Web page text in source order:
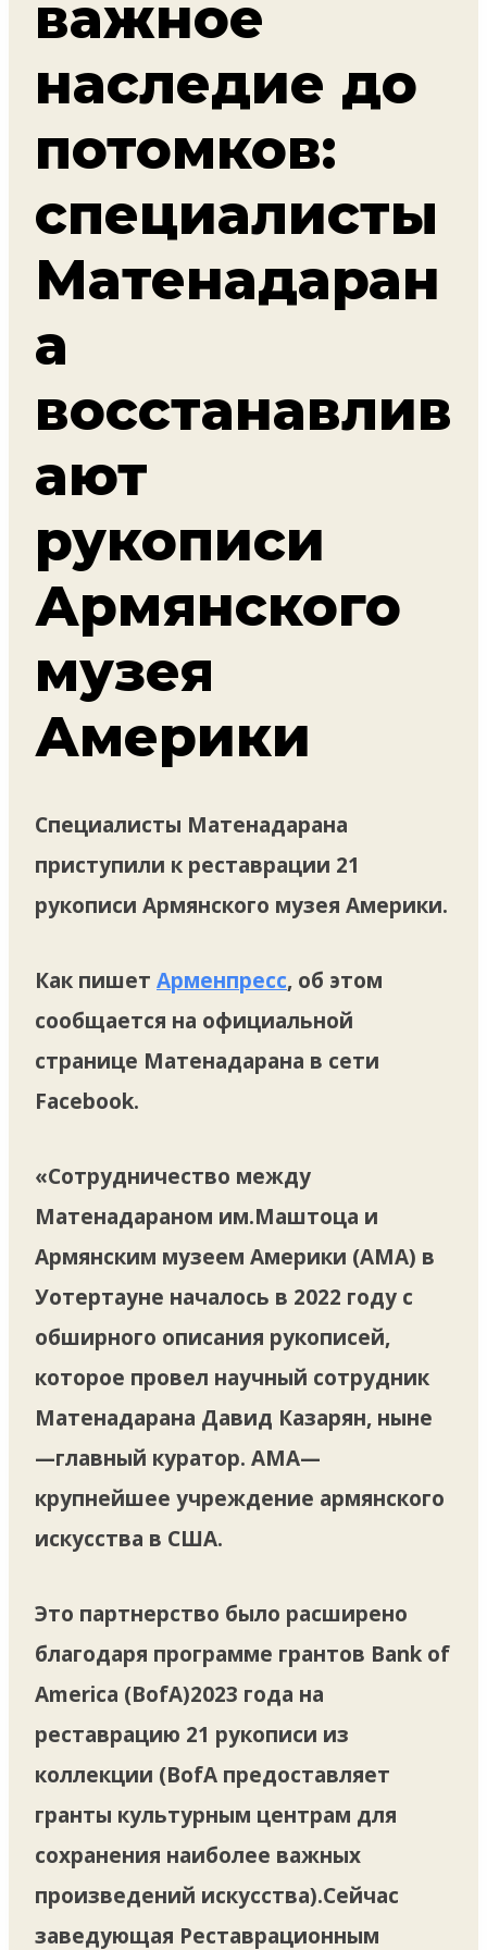
важное
наследие до
потомков:
специалисты
Матенадаран
а
восстанавлив
ают
рукописи
Армянского
музея
Америки
Специалисты Матенадарана
приступили к реставрации 21
рукописи Армянского музея Америки.
Как пишет Арменпресс, об этом
сообщается на официальной
странице Матенадарана в сети
Facebook.
«Сотрудничество между
Матенадараном им.Маштоца и
Армянским музеем Америки (АМА) в
Уотертауне началось в 2022 году с
обширного описания рукописей,
которое провел научный сотрудник
Матенадарана Давид Казарян, ныне
—главный куратор. АМА—
крупнейшее учреждение армянского
искусства в США.
Это партнерство было расширено
благодаря программе грантов Bank of
America (BofA)2023 года на
реставрацию 21 рукописи из
коллекции (BofA предоставляет
гранты культурным центрам для
сохранения наиболее важных
произведений искусства).Сейчас
заведующая Реставрационным